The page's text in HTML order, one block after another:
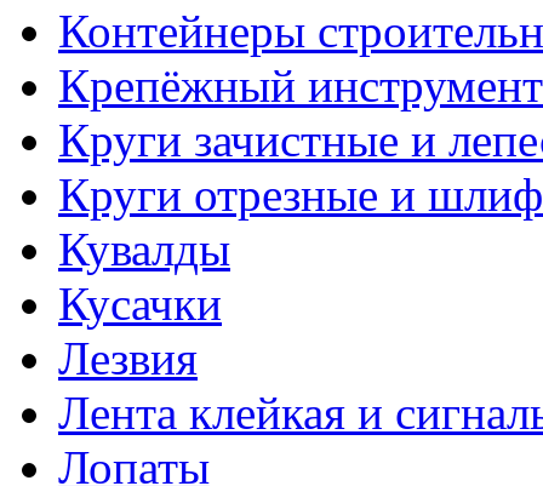
Контейнеры
Крепёжный инструмент
Круги зачистные и
Круги отрезные и
Кувалды
Кусачки
Лезвия
Лента клейкая и
Лопаты